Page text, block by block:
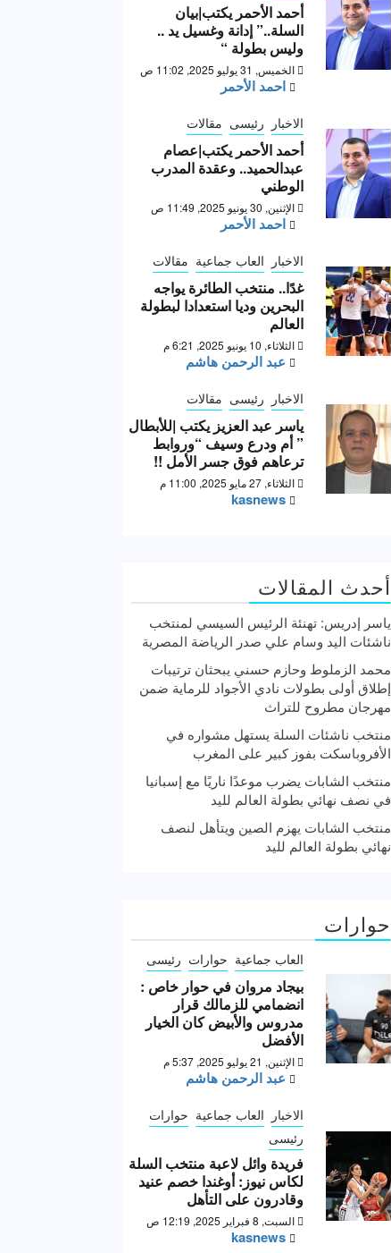
أحمد الأحمر يكتب|بيان
السلة..” إدانة وغسيل يد ..
وليس بطولة “
الخميس, 31 يوليو 2025, 11:02 ص
احمد الأحمر
الاخبار رئيسى مقالات
أحمد الأحمر يكتب|عصام
عبدالحميد.. وعقدة المدرب
الوطني
الإثنين, 30 يونيو 2025, 11:49 ص
احمد الأحمر
الاخبار العاب جماعية مقالات
غدًا.. منتخب الطائرة يواجه
البحرين وديا استعدادا لبطولة
العالم
الثلاثاء, 10 يونيو 2025, 6:21 م
عبد الرحمن هاشم
الاخبار رئيسى مقالات
ياسر عبد العزيز يكتب |للأبطال
” أم ودرع وسيف “وروابط
ترعاهم فوق جسر الأمل !!
الثلاثاء, 27 مايو 2025, 11:00 م
kasnews
أحدث المقالات
ياسر إدريس: تهنئة الرئيس السيسي لمنتخب
ناشئات اليد وسام علي صدر الرياضة المصرية
محمد الزملوط وحازم حسني يبحثان ترتيبات
إطلاق أولى بطولات نادي الأجواد للرماية ضمن
مهرجان مطروح للتراث
منتخب ناشئات السلة يستهل مشواره في
الأفروباسكت بفوز كبير على المغرب
منتخب الشابات يضرب موعدًا ناريًا مع إسبانيا
في نصف نهائي بطولة العالم لليد
منتخب الشابات يهزم الصين ويتأهل لنصف
نهائي بطولة العالم لليد
حوارات
العاب جماعية حوارات رئيسى
بيجاد مروان في حوار خاص :
انضمامي للزمالك قرار
مدروس والأبيض كان الخيار
الأفضل
الإثنين, 21 يوليو 2025, 5:37 م
عبد الرحمن هاشم
الاخبار العاب جماعية حوارات
رئيسى
فريدة وائل لاعبة منتخب السلة
لكاس نيوز: أوغندا خصم عنيد
وقادرون على التأهل
السبت, 8 فبراير 2025, 12:19 ص
kasnews